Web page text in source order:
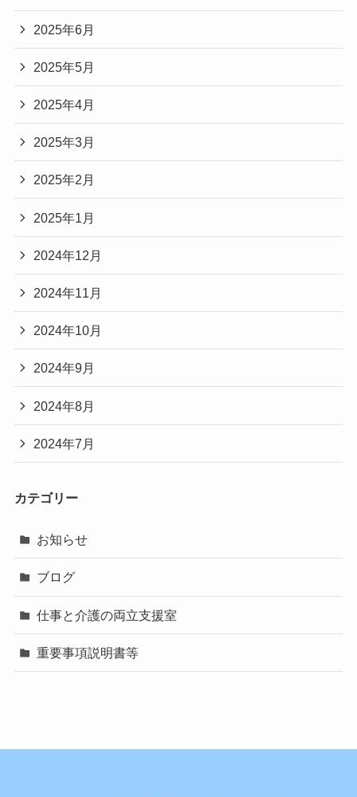
2025年6月
2025年5月
2025年4月
2025年3月
2025年2月
2025年1月
2024年12月
2024年11月
2024年10月
2024年9月
2024年8月
2024年7月
カテゴリー
お知らせ
ブログ
仕事と介護の両立支援室
重要事項説明書等